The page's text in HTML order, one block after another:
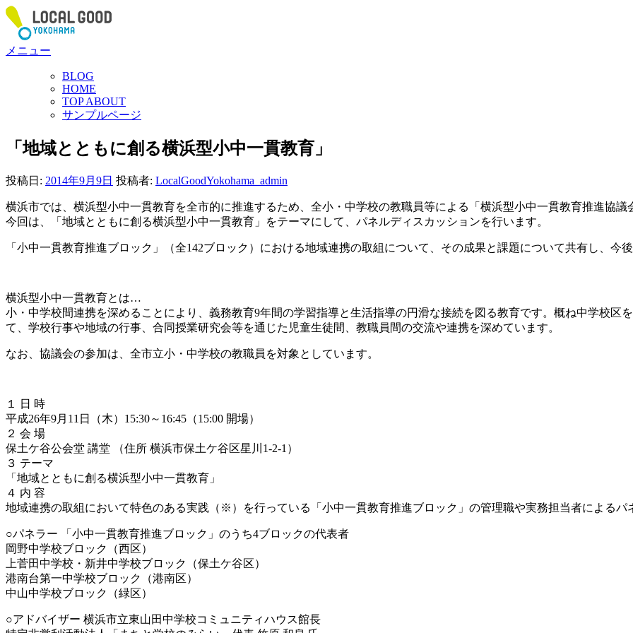
コ
ン
ン
メニュー
BLOG
HOME
TOP ABOUT
サンプルページ
「地域とともに創る横浜型小中一貫教育」
投稿日: 2014年9月9日 投稿者: LocalGoodYokohama_admin
横浜市では、横浜型小中一貫教育を全市的に推進するため、全小・中学校の教職員等による「横浜型小中一貫教育推進協議
今回は、「地域とともに創る横浜型小中一貫教育」をテーマにして、パネルディスカッションを行います。
「小中一貫教育推進ブロック」（全142ブロック）における地域連携の取組について、その成果と課題について共有し、今
横浜型小中一貫教育とは…
小・中学校間連携を深めることにより、義務教育9年間の学習指導と生活指導の円滑な接続を図る教育です。概ね中学校区
て、学校行事や地域の行事、合同授業研究会等を通じた児童生徒間、教職員間の交流や連携を深めています。
なお、協議会の参加は、全市立小・中学校の教職員を対象としています。
１ 日 時
平成26年9月11日（木）15:30～16:45（15:00 開場）
２ 会 場
保土ケ谷公会堂 講堂 （住所 横浜市保土ケ谷区星川1-2-1）
３ テーマ
「地域とともに創る横浜型小中一貫教育」
４ 内 容
地域連携の取組において特色のある実践（※）を行っている「小中一貫教育推進ブロック」の管理職や実務担当者によるパ
○パネラー 「小中一貫教育推進ブロック」のうち4ブロックの代表者
岡野中学校ブロック（西区）
上菅田中学校・新井中学校ブロック（保土ケ谷区）
港南台第一中学校ブロック（港南区）
中山中学校ブロック（緑区）
○アドバイザー 横浜市立東山田中学校コミュニティハウス館長